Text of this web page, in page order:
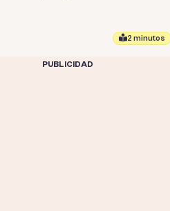
2 minutos
PUBLICIDAD